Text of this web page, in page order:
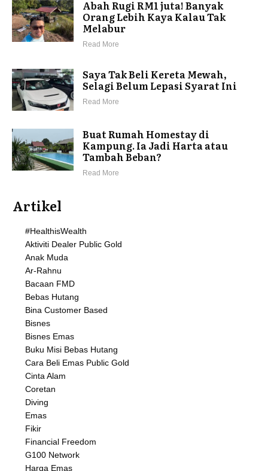
Abah Rugi RM1 juta! Banyak
Orang Lebih Kaya Kalau Tak
Melabur
Read More
Saya Tak Beli Kereta Mewah,
Selagi Belum Lepasi Syarat Ini
Read More
Buat Rumah Homestay di
Kampung. Ia Jadi Harta atau
Tambah Beban?
Read More
Artikel
#HealthisWealth
Aktiviti Dealer Public Gold
Anak Muda
Ar-Rahnu
Bacaan FMD
Bebas Hutang
Bina Customer Based
Bisnes
Bisnes Emas
Buku Misi Bebas Hutang
Cara Beli Emas Public Gold
Cinta Alam
Coretan
Diving
Emas
Fikir
Financial Freedom
G100 Network
Harga Emas